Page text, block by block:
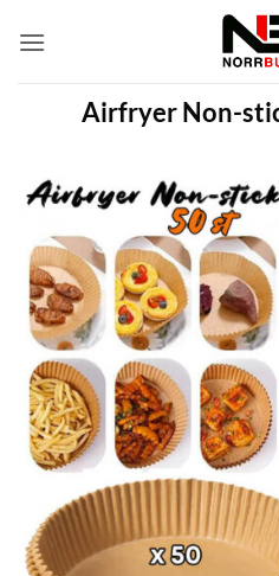
Airfryer Non-